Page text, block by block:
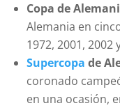
Copa de
Alemania en
1972, 2001, 2002
Supercopa de
coronado
en una ocasión,